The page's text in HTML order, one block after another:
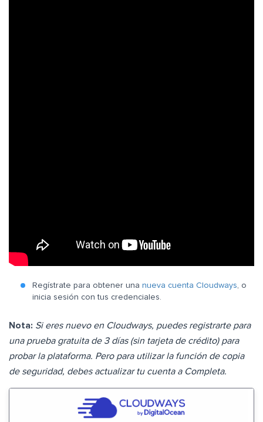
Regístrate para obtener una nueva cuenta Cloudways, o
inicia sesión con tus credenciales.
Nota: Si eres nuevo en Cloudways, puedes registrarte para
una prueba gratuita de 3 días (sin tarjeta de crédito) para
probar la plataforma. Pero para utilizar la función de copia
de seguridad, debes actualizar tu cuenta a Completa.